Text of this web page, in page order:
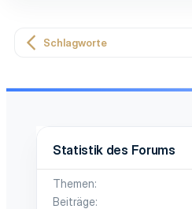
Schlagworte
Statistik des Forums
Themen
Beiträge